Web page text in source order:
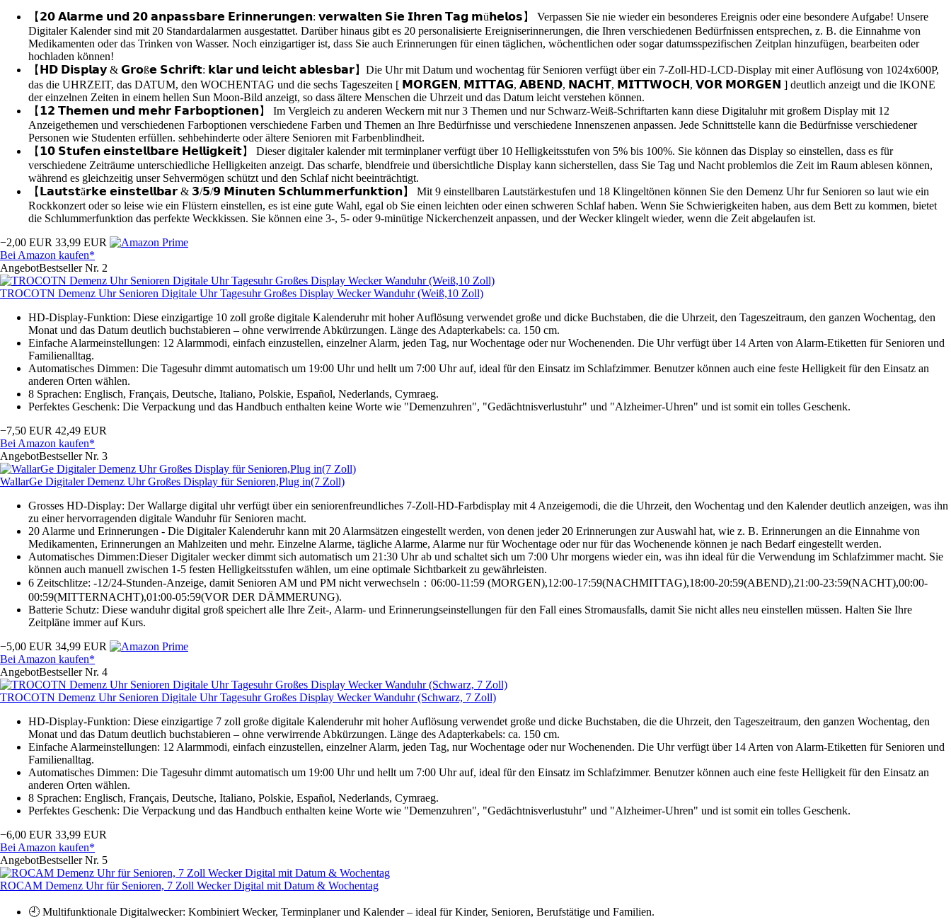
【𝟮𝟬 𝗔𝗹𝗮𝗿𝗺𝗲 𝘂𝗻𝗱 𝟮𝟬 𝗮𝗻𝗽𝗮𝘀𝘀𝗯𝗮𝗿𝗲 𝗘𝗿𝗶𝗻𝗻𝗲𝗿𝘂𝗻𝗴𝗲𝗻: 𝘃𝗲𝗿𝘄𝗮𝗹𝘁𝗲𝗻 𝗦𝗶𝗲 𝗜𝗵𝗿𝗲𝗻 𝗧𝗮𝗴 𝗺ü𝗵𝗲𝗹𝗼𝘀】 Verpassen Sie nie wieder ein besonderes Ereignis oder eine besondere Aufgabe! Unsere
Digitaler Kalender sind mit 20 Standardalarmen ausgestattet. Darüber hinaus gibt es 20 personalisierte Ereigniserinnerungen, die Ihren verschiedenen Bedürfnissen entsprechen, z. B. die Einnahme von
Medikamenten oder das Trinken von Wasser. Noch einzigartiger ist, dass Sie auch Erinnerungen für einen täglichen, wöchentlichen oder sogar datumsspezifischen Zeitplan hinzufügen, bearbeiten oder
hochladen können!
【𝗛𝗗 𝗗𝗶𝘀𝗽𝗹𝗮𝘆 & 𝗚𝗿𝗼ß𝗲 𝗦𝗰𝗵𝗿𝗶𝗳𝘁: 𝗸𝗹𝗮𝗿 𝘂𝗻𝗱 𝗹𝗲𝗶𝗰𝗵𝘁 𝗮𝗯𝗹𝗲𝘀𝗯𝗮𝗿】Die Uhr mit Datum und wochentag für Senioren verfügt über ein 7-Zoll-HD-LCD-Display mit einer Auflösung von 1024x600P,
das die UHRZEIT, das DATUM, den WOCHENTAG und die sechs Tageszeiten [ 𝗠𝗢𝗥𝗚𝗘𝗡, 𝗠𝗜𝗧𝗧𝗔𝗚, 𝗔𝗕𝗘𝗡𝗗, 𝗡𝗔𝗖𝗛𝗧, 𝗠𝗜𝗧𝗧𝗪𝗢𝗖𝗛, 𝗩𝗢𝗥 𝗠𝗢𝗥𝗚𝗘𝗡 ] deutlich anzeigt und die IKONE
der einzelnen Zeiten in einem hellen Sun Moon-Bild anzeigt, so dass ältere Menschen die Uhrzeit und das Datum leicht verstehen können.
【𝟭𝟮 𝗧𝗵𝗲𝗺𝗲𝗻 𝘂𝗻𝗱 𝗺𝗲𝗵𝗿 𝗙𝗮𝗿𝗯𝗼𝗽𝘁𝗶𝗼𝗻𝗲𝗻】 Im Vergleich zu anderen Weckern mit nur 3 Themen und nur Schwarz-Weiß-Schriftarten kann diese Digitaluhr mit großem Display mit 12
Anzeigethemen und verschiedenen Farboptionen verschiedene Farben und Themen an Ihre Bedürfnisse und verschiedene Innenszenen anpassen. Jede Schnittstelle kann die Bedürfnisse verschiedener
Personen wie Studenten erfüllen. sehbehinderte oder ältere Senioren mit Farbenblindheit.
【𝟭𝟬 𝗦𝘁𝘂𝗳𝗲𝗻 𝗲𝗶𝗻𝘀𝘁𝗲𝗹𝗹𝗯𝗮𝗿𝗲 𝗛𝗲𝗹𝗹𝗶𝗴𝗸𝗲𝗶𝘁】 Dieser digitaler kalender mit terminplaner verfügt über 10 Helligkeitsstufen von 5% bis 100%. Sie können das Display so einstellen, dass es für
verschiedene Zeiträume unterschiedliche Helligkeiten anzeigt. Das scharfe, blendfreie und übersichtliche Display kann sicherstellen, dass Sie Tag und Nacht problemlos die Zeit im Raum ablesen können,
während es gleichzeitig unser Sehvermögen schützt und den Schlaf nicht beeinträchtigt.
【𝗟𝗮𝘂𝘁𝘀𝘁ä𝗿𝗸𝗲 𝗲𝗶𝗻𝘀𝘁𝗲𝗹𝗹𝗯𝗮𝗿 & 𝟯/𝟱/𝟵 𝗠𝗶𝗻𝘂𝘁𝗲𝗻 𝗦𝗰𝗵𝗹𝘂𝗺𝗺𝗲𝗿𝗳𝘂𝗻𝗸𝘁𝗶𝗼𝗻】 Mit 9 einstellbaren Lautstärkestufen und 18 Klingeltönen können Sie den Demenz Uhr fur Senioren so laut wie ein
Rockkonzert oder so leise wie ein Flüstern einstellen, es ist eine gute Wahl, egal ob Sie einen leichten oder einen schweren Schlaf haben. Wenn Sie Schwierigkeiten haben, aus dem Bett zu kommen, bietet
die Schlummerfunktion das perfekte Weckkissen. Sie können eine 3-, 5- oder 9-minütige Nickerchenzeit anpassen, und der Wecker klingelt wieder, wenn die Zeit abgelaufen ist.
−2,00 EUR 33,99 EUR
Bei Amazon kaufen*
AngebotBestseller Nr. 2
TROCOTN Demenz Uhr Senioren Digitale Uhr Tagesuhr Großes Display Wecker Wanduhr (Weiß,10 Zoll)
HD-Display-Funktion: Diese einzigartige 10 zoll große digitale Kalenderuhr mit hoher Auflösung verwendet große und dicke Buchstaben, die die Uhrzeit, den Tageszeitraum, den ganzen Wochentag, den
Monat und das Datum deutlich buchstabieren – ohne verwirrende Abkürzungen. Länge des Adapterkabels: ca. 150 cm.
Einfache Alarmeinstellungen: 12 Alarmmodi, einfach einzustellen, einzelner Alarm, jeden Tag, nur Wochentage oder nur Wochenenden. Die Uhr verfügt über 14 Arten von Alarm-Etiketten für Senioren und
Familienalltag.
Automatisches Dimmen: Die Tagesuhr dimmt automatisch um 19:00 Uhr und hellt um 7:00 Uhr auf, ideal für den Einsatz im Schlafzimmer. Benutzer können auch eine feste Helligkeit für den Einsatz an
anderen Orten wählen.
8 Sprachen: Englisch, Français, Deutsche, Italiano, Polskie, Español, Nederlands, Cymraeg.
Perfektes Geschenk: Die Verpackung und das Handbuch enthalten keine Worte wie "Demenzuhren", "Gedächtnisverlustuhr" und "Alzheimer-Uhren" und ist somit ein tolles Geschenk.
−7,50 EUR 42,49 EUR
Bei Amazon kaufen*
AngebotBestseller Nr. 3
WallarGe Digitaler Demenz Uhr Großes Display für Senioren,Plug in(7 Zoll)
Grosses HD-Display: Der Wallarge digital uhr verfügt über ein seniorenfreundliches 7-Zoll-HD-Farbdisplay mit 4 Anzeigemodi, die die Uhrzeit, den Wochentag und den Kalender deutlich anzeigen, was ihn
zu einer hervorragenden digitale Wanduhr für Senioren macht.
20 Alarme und Erinnerungen - Die Digitaler Kalenderuhr kann mit 20 Alarmsätzen eingestellt werden, von denen jeder 20 Erinnerungen zur Auswahl hat, wie z. B. Erinnerungen an die Einnahme von
Medikamenten, Erinnerungen an Mahlzeiten und mehr. Einzelne Alarme, tägliche Alarme, Alarme nur für Wochentage oder nur für das Wochenende können je nach Bedarf eingestellt werden.
Automatisches Dimmen:Dieser Digitaler wecker dimmt sich automatisch um 21:30 Uhr ab und schaltet sich um 7:00 Uhr morgens wieder ein, was ihn ideal für die Verwendung im Schlafzimmer macht. Sie
können auch manuell zwischen 1-5 festen Helligkeitsstufen wählen, um eine optimale Sichtbarkeit zu gewährleisten.
6 Zeitschlitze: -12/24-Stunden-Anzeige, damit Senioren AM und PM nicht verwechseln：06:00-11:59 (MORGEN),12:00-17:59(NACHMITTAG),18:00-20:59(ABEND),21:00-23:59(NACHT),00:00-
00:59(MITTERNACHT),01:00-05:59(VOR DER DÄMMERUNG).
Batterie Schutz: Diese wanduhr digital groß speichert alle Ihre Zeit-, Alarm- und Erinnerungseinstellungen für den Fall eines Stromausfalls, damit Sie nicht alles neu einstellen müssen. Halten Sie Ihre
Zeitpläne immer auf Kurs.
−5,00 EUR 34,99 EUR
Bei Amazon kaufen*
AngebotBestseller Nr. 4
TROCOTN Demenz Uhr Senioren Digitale Uhr Tagesuhr Großes Display Wecker Wanduhr (Schwarz, 7 Zoll)
HD-Display-Funktion: Diese einzigartige 7 zoll große digitale Kalenderuhr mit hoher Auflösung verwendet große und dicke Buchstaben, die die Uhrzeit, den Tageszeitraum, den ganzen Wochentag, den
Monat und das Datum deutlich buchstabieren – ohne verwirrende Abkürzungen. Länge des Adapterkabels: ca. 150 cm.
Einfache Alarmeinstellungen: 12 Alarmmodi, einfach einzustellen, einzelner Alarm, jeden Tag, nur Wochentage oder nur Wochenenden. Die Uhr verfügt über 14 Arten von Alarm-Etiketten für Senioren und
Familienalltag.
Automatisches Dimmen: Die Tagesuhr dimmt automatisch um 19:00 Uhr und hellt um 7:00 Uhr auf, ideal für den Einsatz im Schlafzimmer. Benutzer können auch eine feste Helligkeit für den Einsatz an
anderen Orten wählen.
8 Sprachen: Englisch, Français, Deutsche, Italiano, Polskie, Español, Nederlands, Cymraeg.
Perfektes Geschenk: Die Verpackung und das Handbuch enthalten keine Worte wie "Demenzuhren", "Gedächtnisverlustuhr" und "Alzheimer-Uhren" und ist somit ein tolles Geschenk.
−6,00 EUR 33,99 EUR
Bei Amazon kaufen*
AngebotBestseller Nr. 5
ROCAM Demenz Uhr für Senioren, 7 Zoll Wecker Digital mit Datum & Wochentag
🕘 Multifunktionale Digitalwecker: Kombiniert Wecker, Terminplaner und Kalender – ideal für Kinder, Senioren, Berufstätige und Familien.